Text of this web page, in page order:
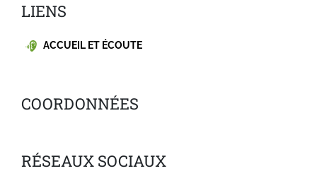
LIENS
ACCUEIL ET ÉCOUTE
COORDONNÉES
RÉSEAUX SOCIAUX